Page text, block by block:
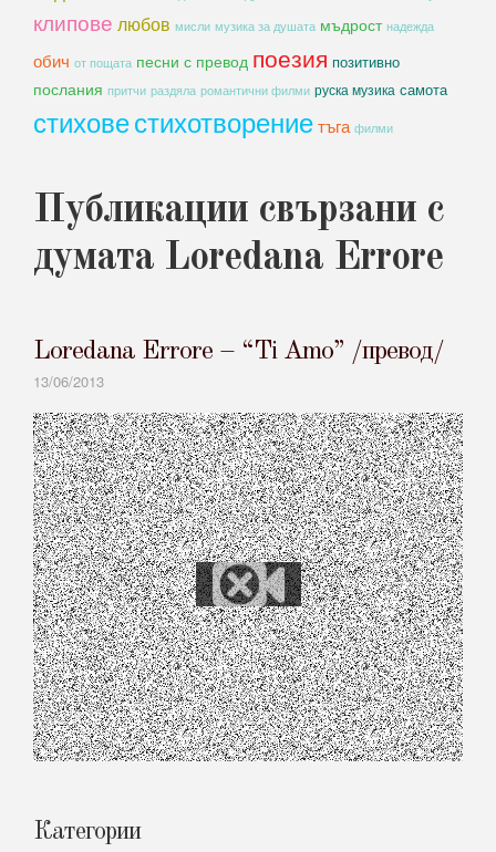
клипове любов мисли музика за душата мъдрост надежда
обич от пощата песни с превод поезия позитивно
послания притчи раздяла романтични филми руска музика самота
стиховестихотворениетъга филми
Публикации свързани с
думата Loredana Errore
Loredana Errore – “Ti Amo” /превод/
13/06/2013
Категории